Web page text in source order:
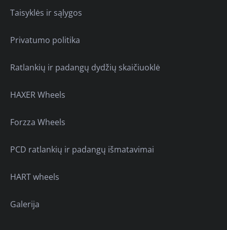
Taisyklės ir sąlygos
Privatumo politika
Ratlankių ir padangų dydžių skaičiuoklė
HAXER Wheels
Forzza Wheels
PCD ratlankių ir padangų išmatavimai
HART wheels
Galerija